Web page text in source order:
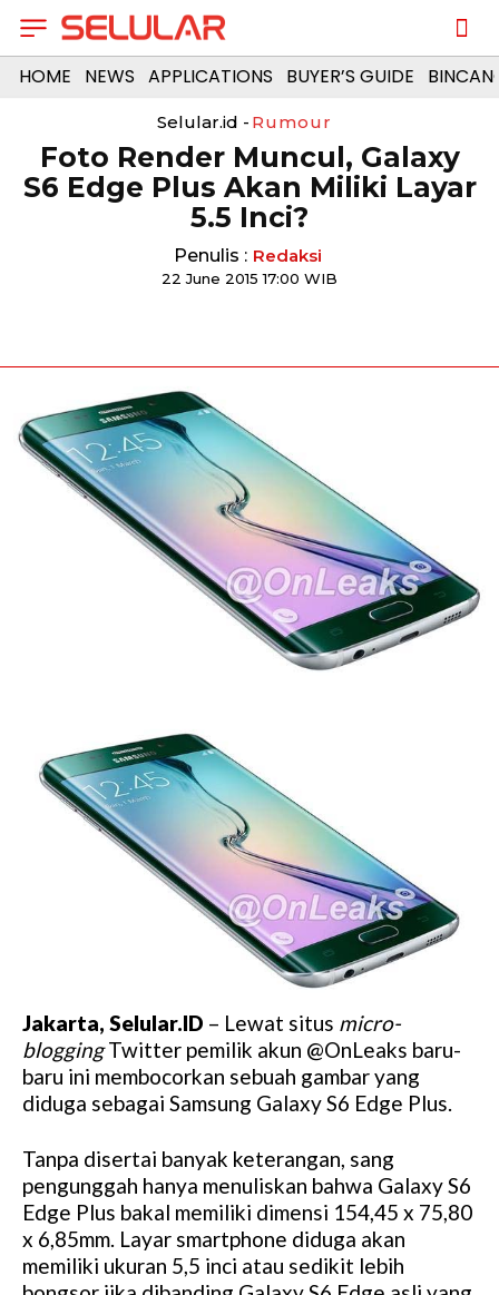
HOME NEWS APPLICATIONS BUYER’S GUIDE
Selular.id - Rumour
Foto Render Muncul, Galaxy
S6 Edge Plus Akan Miliki Layar
5.5 Inci?
Penulis : Redaksi
22 June 2015 17:00 WIB
Jakarta, Selular.ID – Lewat situs micro-
bloggingTwitter pemilik akun @OnLeaks baru-
baru ini membocorkan sebuah gambar yang
diduga sebagai Samsung Galaxy S6 Edge Plus.
Tanpa disertai banyak keterangan, sang
pengunggah hanya menuliskan bahwa Galaxy S6
Edge Plus bakal memiliki dimensi 154,45 x 75,80
x 6,85mm. Layar smartphone diduga akan
memiliki ukuran 5,5 inci atau sedikit lebih